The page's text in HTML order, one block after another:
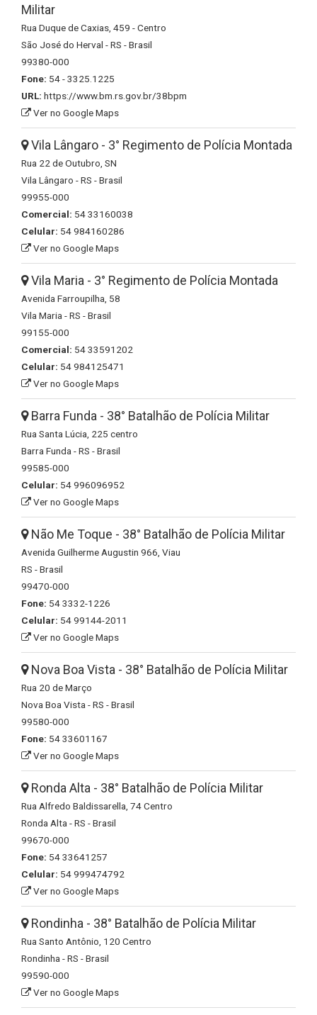
Militar
Rua Duque de Caxias, 459 - Centro
São José do Herval - RS - Brasil
99380-000
Fone: 54 - 3325.1225
URL: https://www.bm.rs.gov.br/38bpm
Ver no Google Maps
Vila Lângaro - 3° Regimento de Polícia Montada
Rua 22 de Outubro, SN
Vila Lângaro - RS - Brasil
99955-000
Comercial: 54 33160038
Celular: 54 984160286
Ver no Google Maps
Vila Maria - 3° Regimento de Polícia Montada
Avenida Farroupilha, 58
Vila Maria - RS - Brasil
99155-000
Comercial: 54 33591202
Celular: 54 984125471
Ver no Google Maps
Barra Funda - 38° Batalhão de Polícia Militar
Rua Santa Lúcia, 225 centro
Barra Funda - RS - Brasil
99585-000
Celular: 54 996096952
Ver no Google Maps
Não Me Toque - 38° Batalhão de Polícia Militar
Avenida Guilherme Augustin 966, Viau
RS - Brasil
99470-000
Fone: 54 3332-1226
Celular: 54 99144-2011
Ver no Google Maps
Nova Boa Vista - 38° Batalhão de Polícia Militar
Rua 20 de Março
Nova Boa Vista - RS - Brasil
99580-000
Fone: 54 33601167
Ver no Google Maps
Ronda Alta - 38° Batalhão de Polícia Militar
Rua Alfredo Baldissarella, 74 Centro
Ronda Alta - RS - Brasil
99670-000
Fone: 54 33641257
Celular: 54 999474792
Ver no Google Maps
Rondinha - 38° Batalhão de Polícia Militar
Rua Santo Antônio, 120 Centro
Rondinha - RS - Brasil
99590-000
Ver no Google Maps